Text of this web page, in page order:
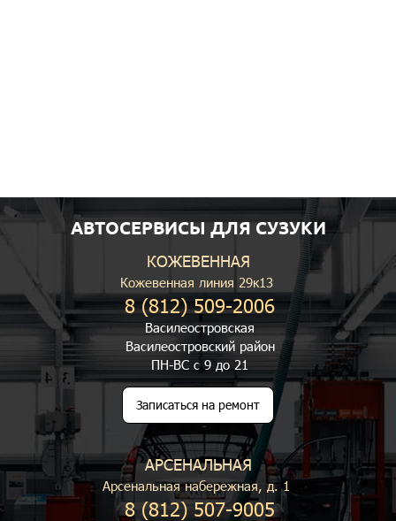
АВТОСЕРВИСЫ ДЛЯ СУЗУКИ
КОЖЕВЕННАЯ
Кожевенная линия 29к13
8 (812) 509-2006
Василеостровская
Василеостровский район
ПН-ВС с 9 до 21
Записаться на ремонт
АРСЕНАЛЬНАЯ
Арсенальная набережная, д. 1
8 (812) 507-9005